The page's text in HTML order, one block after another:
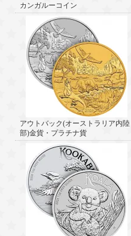
カンガルーコイン
アウトバック(オーストラリア内陸
部)金貨・プラチナ貨